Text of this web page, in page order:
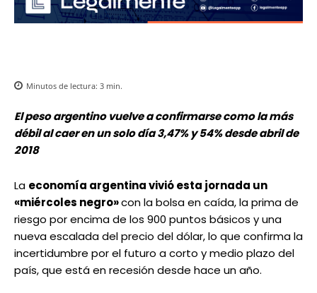
Minutos de lectura: 3 min.
El peso argentino vuelve a confirmarse como la más
débil al caer en un solo día 3,47% y 54% desde abril de
2018
La economía argentina vivió esta jornada un
«miércoles negro»con la bolsa en caída, la prima de
riesgo por encima de los 900 puntos básicos y una
nueva escalada del precio del dólar, lo que confirma la
incertidumbre por el futuro a corto y medio plazo del
país, que está en recesión desde hace un año.